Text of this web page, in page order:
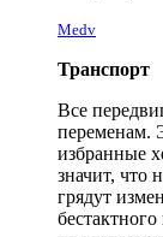
Medv
Транспорт
Все
переменам.
избранные
значит, что
грядут